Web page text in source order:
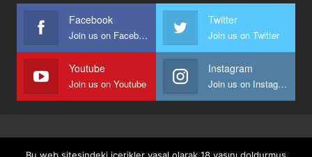
Facebook
Join us on Facebook
Twitter
Join us on Twitter
Youtube
Join us on Youtube
Instagram
Join us on Instagram